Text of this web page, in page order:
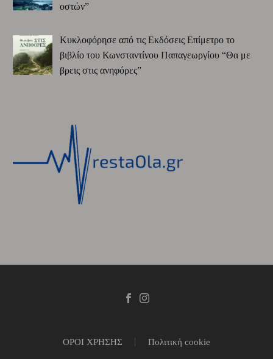
οστών”
Κυκλοφόρησε από τις Εκδόσεις Επίμετρο το
βιβλίο του Κωνσταντίνου Παπαγεωργίου “Θα με
βρεις στις ανηφόρες”
ΟΡΟΙ ΧΡΗΣΗΣ Πολιτική cookie